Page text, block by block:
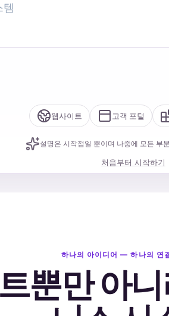
웹사이트 고객 포털
설명은 시작점일 뿐이며 나중에 모든 부
처음부터 시작하기
하나의 아이디어 — 하나의 연
뿐만 아